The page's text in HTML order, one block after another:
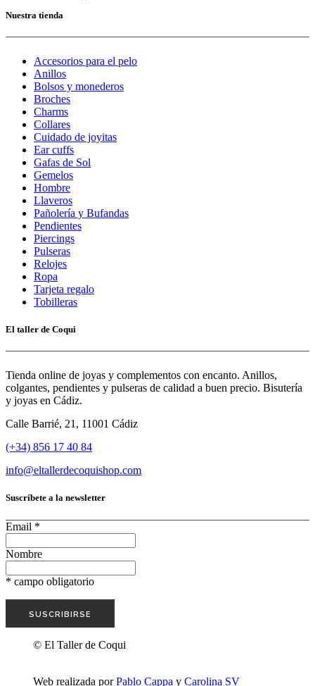
Nuestra tienda
Accesorios para el pelo
Anillos
Bolsos y monederos
Broches
Charms
Collares
Cuidado de joyitas
Ear cuffs
Gafas de Sol
Gemelos
Hombre
Llaveros
Pañolería y Bufandas
Pendientes
Piercings
Pulseras
Relojes
Ropa
Tarjeta regalo
Tobilleras
El taller de Coqui
Tienda online de joyas y complementos con encanto. Anillos,
colgantes, pendientes y pulseras de calidad a buen precio. Bisutería
y joyas en Cádiz.
Calle Barrié, 21, 11001 Cádiz
(+34) 856 17 40 84
info@eltallerdecoquishop.com
Suscríbete a la newsletter
Email *
Nombre
* campo obligatorio
© El Taller de Coqui
Web realizada porPablo Cappa y Carolina SV